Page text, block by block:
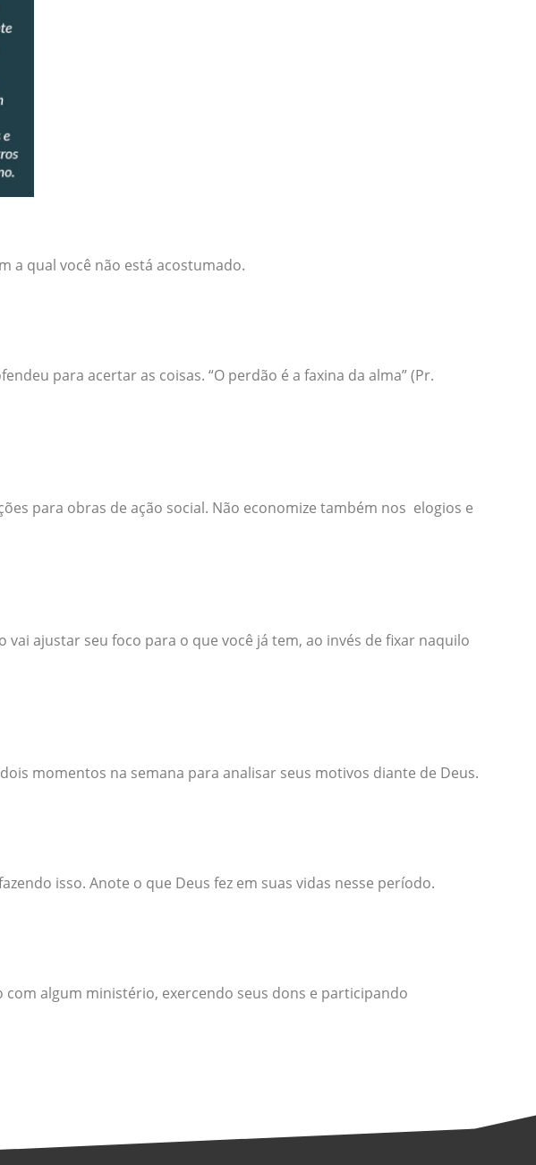
a qual você não está acostumado.
para acertar as coisas. “O perdão é a faxina da alma” (Pr.
para obras de ação social. Não economize também nos elogios e
ajustar seu foco para o que você já tem, ao invés de fixar naquilo
momentos na semana para analisar seus motivos diante de Deus.
isso. Anote o que Deus fez em suas vidas nesse período.
algum ministério, exercendo seus dons e participando